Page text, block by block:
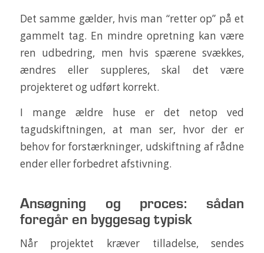
Det samme gælder, hvis man “retter op” på et
gammelt tag. En mindre opretning kan være
ren udbedring, men hvis spærene svækkes,
ændres eller suppleres, skal det være
projekteret og udført korrekt.
I mange ældre huse er det netop ved
tagudskiftningen, at man ser, hvor der er
behov for forstærkninger, udskiftning af rådne
ender eller forbedret afstivning.
Ansøgning og proces: sådan
foregår en byggesag typisk
Når projektet kræver tilladelse, sendes